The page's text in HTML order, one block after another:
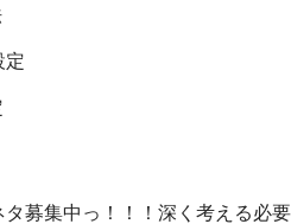
定
募集中っ！！！深く考える必要